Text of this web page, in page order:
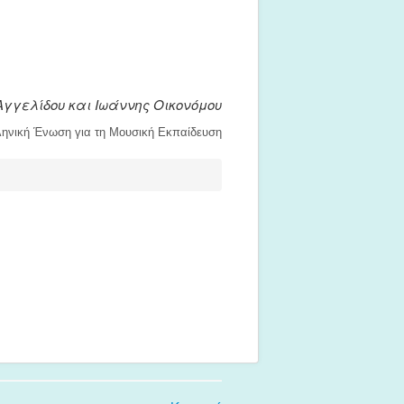
και Ιωάννης Οικονόμου
Ένωση για τη Μουσική Εκπαίδευση